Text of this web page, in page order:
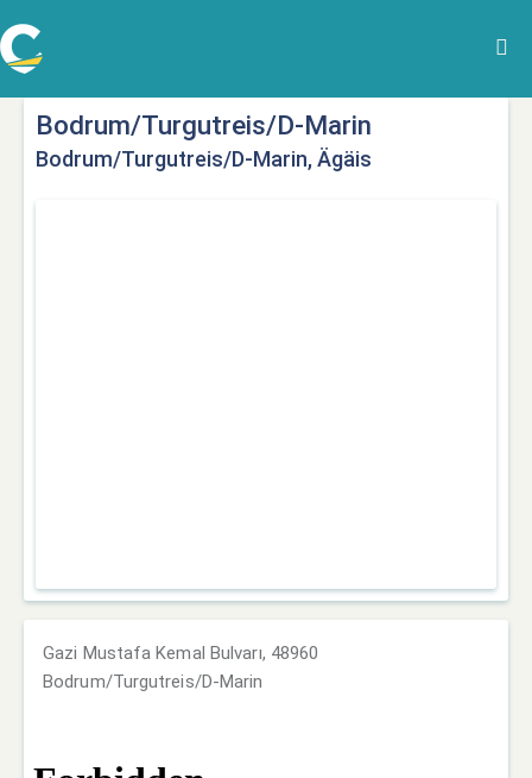
Bodrum/Turgutreis/D-Marin
Bodrum/Turgutreis/D-Marin, Ägäis
Gazi Mustafa Kemal Bulvarı, 48960
Bodrum/Turgutreis/D-Marin